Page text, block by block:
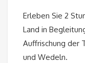
Erleben Sie 2
Land in
Auffrischung der
und Wedeln.